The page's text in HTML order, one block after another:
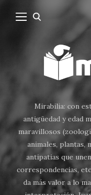
Mirabilia: con
antigüedad y edad
maravillosos
animales, plantas,
antipatias que
correspondencias,
da más valor a lo